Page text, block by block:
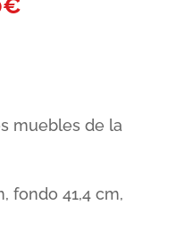
€
179,00€.
muebles de la
fondo 41,4 cm,